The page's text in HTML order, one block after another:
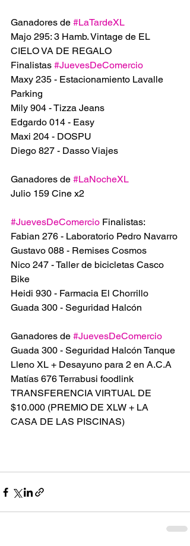
Ganadores de #LaTardeXL
Majo 295: 3 Hamb. Vintage de EL
CIELO VA DE REGALO
Finalistas #JuevesDeComercio
Maxy 235 - Estacionamiento Lavalle
Parking
Mily 904 - Tizza Jeans
Edgardo 014 - Easy
Maxi 204 - DOSPU
Diego 827 - Dasso Viajes
Ganadores de #LaNocheXL
Julio 159 Cine x2
#JuevesDeComercio Finalistas:
Fabian 276 - Laboratorio Pedro Navarro
Gustavo 088 - Remises Cosmos
Nico 247 - Taller de bicicletas Casco
Bike
Heidi 930 - Farmacia El Chorrillo
Guada 300 - Seguridad Halcón
Ganadores de #JuevesDeComercio
Guada 300 - Seguridad Halcón Tanque
Lleno XL + Desayuno para 2 en A.C.A
Matías 676 Terrabusi foodlink
TRANSFERENCIA VIRTUAL DE
$10.000 (PREMIO DE XLW + LA
CASA DE LAS PISCINAS)